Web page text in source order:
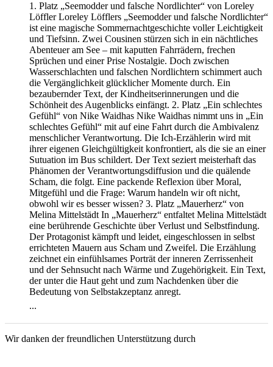
1. Platz „Seemodder und falsche Nordlichter“ von Loreley
Löffler Loreley Löfflers „Seemodder und falsche Nordlichter“
ist eine magische Sommernachtgeschichte voller Leichtigkeit
und Tiefsinn. Zwei Cousinen stürzen sich in ein nächtliches
Abenteuer am See – mit kaputten Fahrrädern, frechen
Sprüchen und einer Prise Nostalgie. Doch zwischen
Wasserschlachten und falschen Nordlichtern schimmert auch
die Vergänglichkeit glücklicher Momente durch. Ein
bezaubernder Text, der Kindheitserinnerungen und die
Schönheit des Augenblicks einfängt. 2. Platz „Ein schlechtes
Gefühl“ von Nike Waidhas Nike Waidhas nimmt uns in „Ein
schlechtes Gefühl“ mit auf eine Fahrt durch die Ambivalenz
menschlicher Verantwortung. Die Ich-Erzählerin wird mit
ihrer eigenen Gleichgültigkeit konfrontiert, als die sie an einer
Sutuation im Bus schildert. Der Text seziert meisterhaft das
Phänomen der Verantwortungsdiffusion und die quälende
Scham, die folgt. Eine packende Reflexion über Moral,
Mitgefühl und die Frage: Warum handeln wir oft nicht,
obwohl wir es besser wissen? 3. Platz „Mauerherz“ von
Melina Mittelstädt In „Mauerherz“ entfaltet Melina Mittelstädt
eine berührende Geschichte über Verlust und Selbstfindung.
Der Protagonist kämpft und leidet, eingeschlossen in selbst
errichteten Mauern aus Scham und Zweifel. Die Erzählung
zeichnet ein einfühlsames Porträt der inneren Zerrissenheit
und der Sehnsucht nach Wärme und Zugehörigkeit. Ein Text,
der unter die Haut geht und zum Nachdenken über die
Bedeutung von Selbstakzeptanz anregt.
...
Wir danken der freundlichen Unterstützung durch